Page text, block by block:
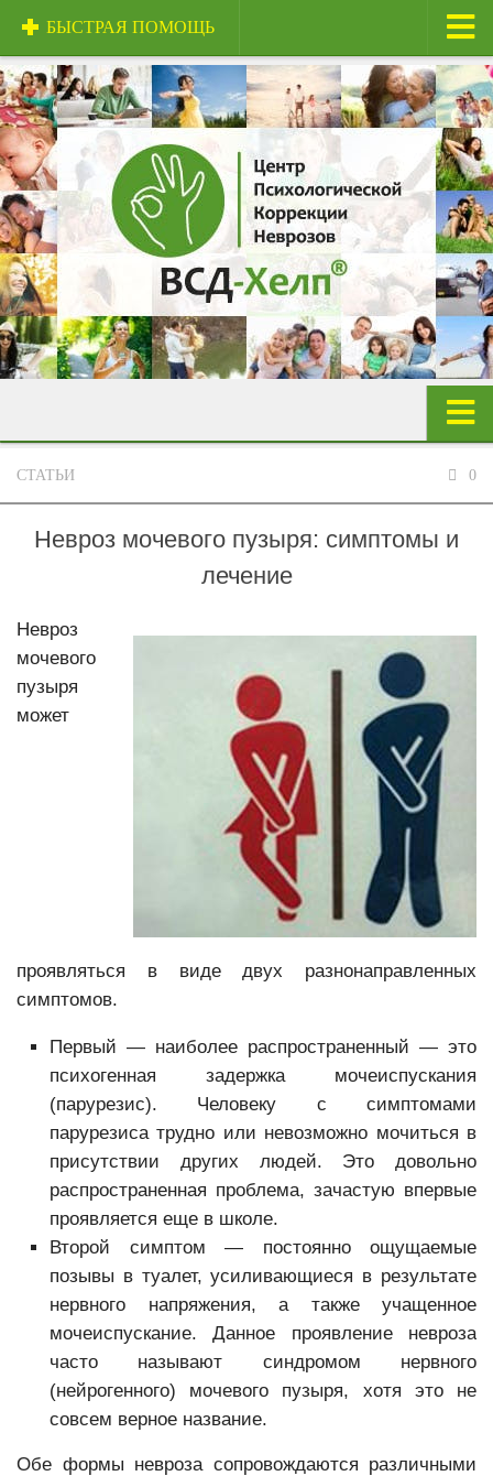
Главная
О центре
Центр и специалисты
Техники и методы
Сертификаты
Стоимость услуг
Отзывы
Полезная информация
БЫСТРАЯ ПОМОЩЬ
ВСД
Тревога
Фобии
Психологическая коррекция послеродовой депрессии
Навязчивые мысли
Неуверенность
Неврозы
Психокоррекция неврозов
Психотерапия раздражительности и вспышек гнева
Бессонница
СТАТЬИ 0
Невроз мочевого пузыря: симптомы и
лечение
Невроз
мочевого
пузыря
может
проявляться в виде двух разнонаправленных
симптомов.
Первый — наиболее распространенный — это
психогенная задержка мочеиспускания
(парурезис). Человеку с симптомами
парурезиса трудно или невозможно мочиться в
присутствии других людей. Это довольно
распространенная проблема, зачастую впервые
проявляется еще в школе.
Второй симптом — постоянно ощущаемые
позывы в туалет, усиливающиеся в результате
нервного напряжения, а также учащенное
мочеиспускание. Данное проявление невроза
часто называют синдромом нервного
(нейрогенного) мочевого пузыря, хотя это не
совсем верное название.
Обе формы невроза сопровождаются различными